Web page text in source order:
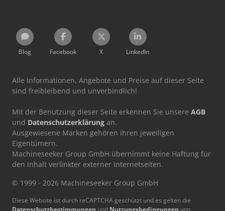
Blog Facebook X LinkedIn
Alle Informationen, Angebote und Preise auf dieser Seite
sind freibleibend und unverbindlich!
Mit der Benutzung dieser Seite erkennen Sie unsere AGB
und Datenschutzerklärung an.
Ausgewiesene Marken gehören ihren jeweiligen
Eigentümern.
Machineseeker Group GmbH übernimmt keine Haftung für
den Inhalt verlinkter externer Internetseiten.
© 1999 - 2026 Machineseeker Group GmbH
Diese Website ist durch reCAPTCHA geschützt und es gelten die
Datenschutzbestimmungen und Nutzungsbedingungen von